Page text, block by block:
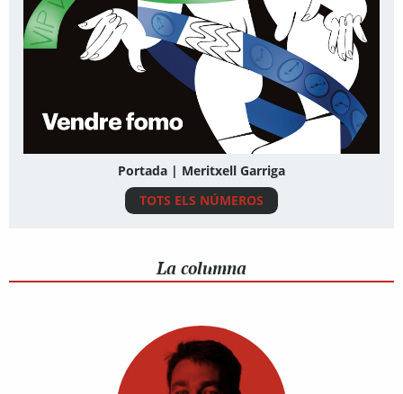
Portada | Meritxell Garriga
TOTS ELS NÚMEROS
La columna